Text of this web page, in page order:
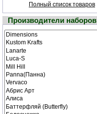
Полный список товаров
Производители наборов